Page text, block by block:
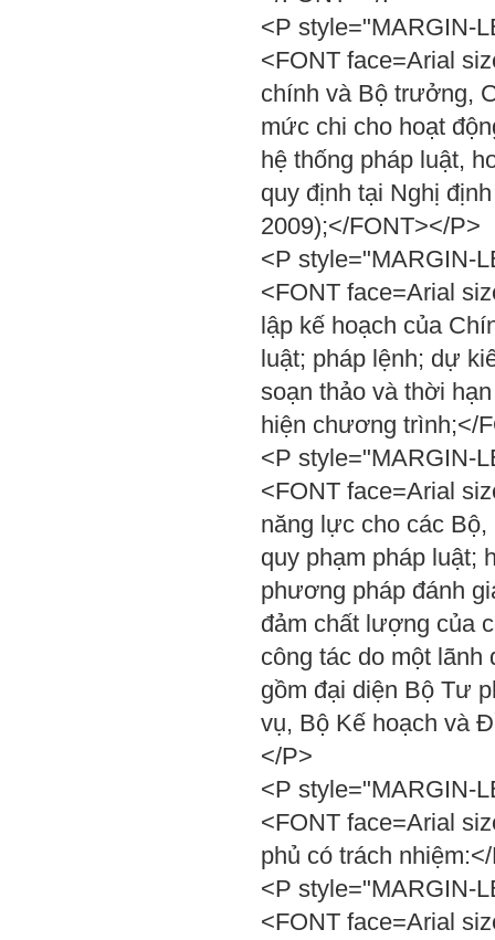
<P style="MARGIN-
<FONT face=Arial
chính và Bộ trưởng,
mức chi cho hoạt
hệ thống pháp luật,
quy định tại Nghị
2009);</FONT></P>
<P style="MARGIN-
<FONT face=Arial
lập kế hoạch của
luật; pháp lệnh; dự
soạn thảo và thời
hiện chương trình;</
<P style="MARGIN-
<FONT face=Arial
năng lực cho các Bộ,
quy phạm pháp luật;
phương pháp đánh
đảm chất lượng của
công tác do một
gồm đại diện Bộ Tư
vụ, Bộ Kế hoạch và
</P>
<P style="MARGIN-
<FONT face=Arial
phủ có trách
<P style="MARGIN-
<FONT face=Arial